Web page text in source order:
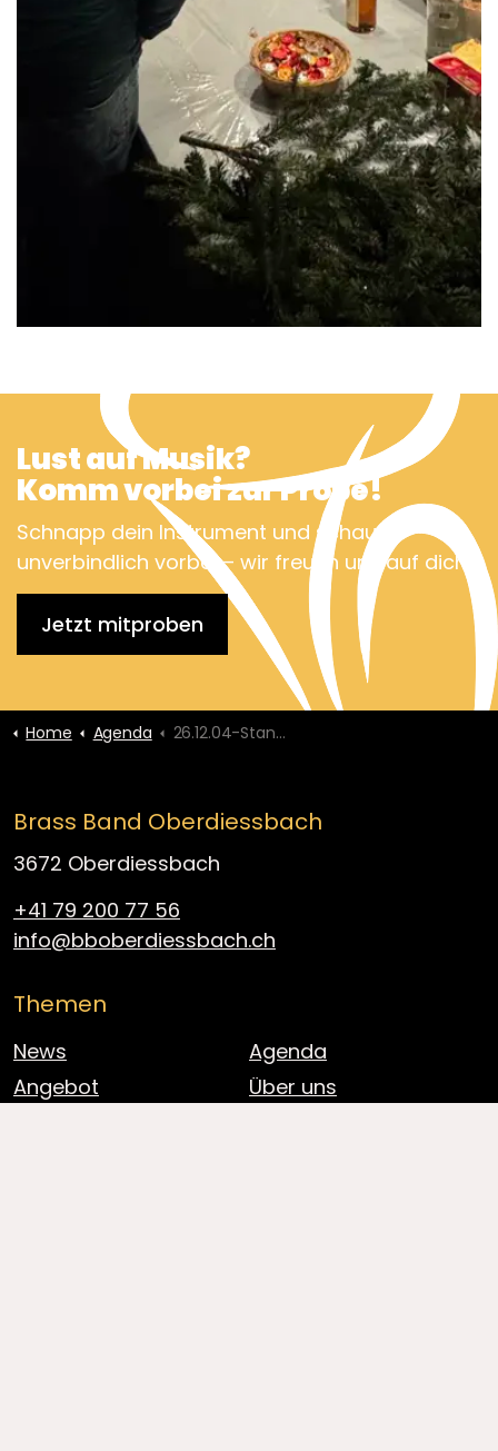
Lust auf Musik?
Komm vorbei zur Probe!
Schnapp dein Instrument und schau
unverbindlich vorbei – wir freuen uns auf dich!
Jetzt mitproben
Home Agenda 26.12.04-Stand am Weihnachtsmarkt
Brass Band Oberdiessbach
3672 Oberdiessbach
+41 79 200 77 56
info@bboberdiessbach.ch
Themen
News
Agenda
Angebot
Über uns